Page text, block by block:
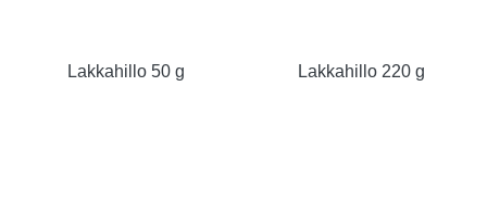
Lakkahillo 50 g Lakkahillo 220 g